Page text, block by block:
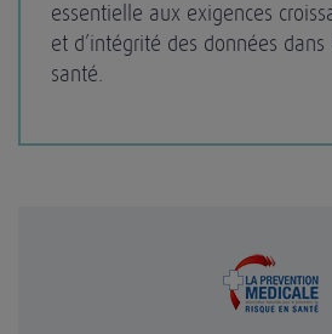
essentielle aux exigences
et d’intégrité des données
santé.